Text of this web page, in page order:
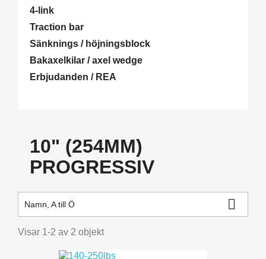
4-link
Traction bar
Sänknings / höjningsblock
Bakaxelkilar / axel wedge
Erbjudanden / REA
10" (254MM)
PROGRESSIV
Namn, A till Ö 
Visar 1-2 av 2 objekt